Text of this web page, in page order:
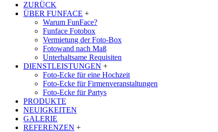
ZURÜCK
ÜBER FUNFACE +
Warum FunFace?
Funface Fotobox
Vermietung der Foto-Box
Fotowand nach Maß
Unterhaltsame Requisiten
DIENSTLEISTUNGEN +
Foto-Ecke für eine Hochzeit
Foto-Ecke für Firmenveranstaltungen
Foto-Ecke für Partys
PRODUKTE
NEUIGKEITEN
GALERIE
REFERENZEN +